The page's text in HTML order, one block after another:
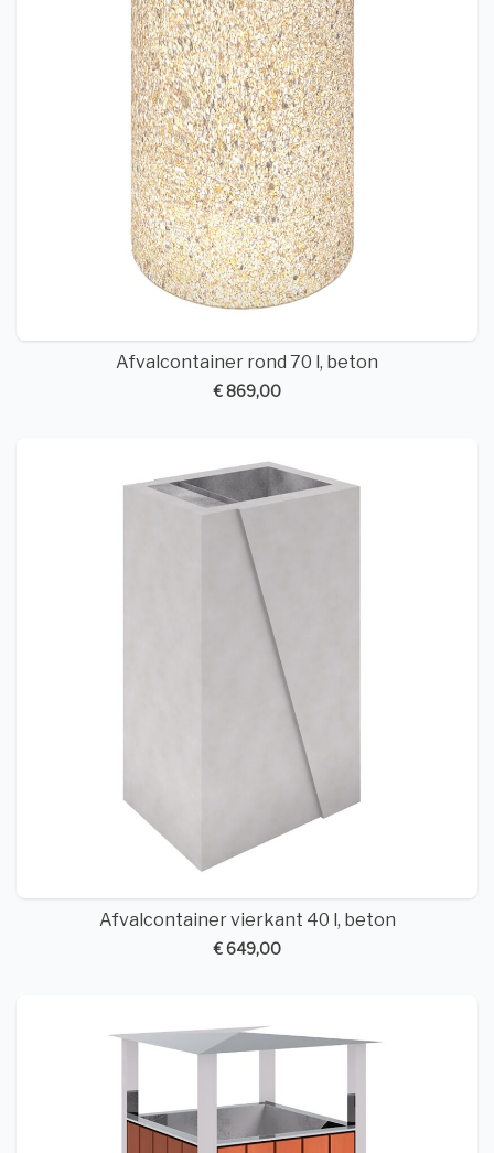
Afvalcontainer rond 70 l, beton
€ 869,00
Afvalcontainer vierkant 40 l, beton
€ 649,00